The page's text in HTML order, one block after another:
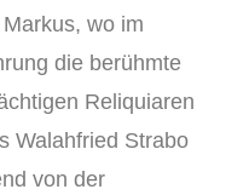
wo im
die berühmte
Reliquiaren
Walahfried Strabo
von der